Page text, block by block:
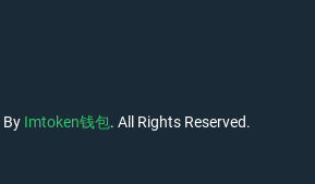
Imtoken钱包. All Rights Reserved.